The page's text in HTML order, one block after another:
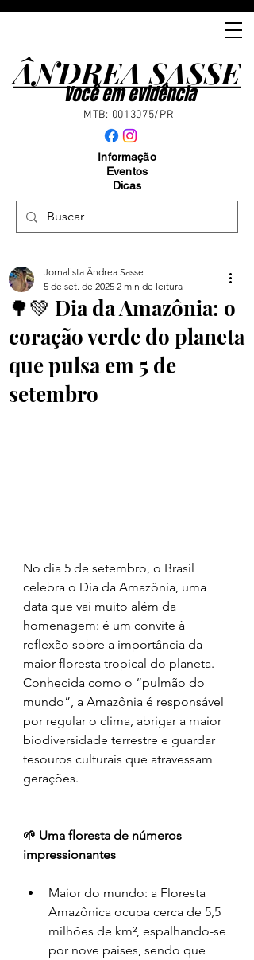
ÂNDREA SASSE
ÂNDREA SASSE
Você em evidência
MTB: 0013075/PR
Informação
Eventos
Dicas
🌳💚 Dia da Amazônia: o
coração verde do planeta
que pulsa em 5 de
setembro
Jornalista Ândrea Sasse
5 de set. de 2025 2 min de leitura
No dia 5 de setembro, o Brasil
celebra o Dia da Amazônia, uma
data que vai muito além da
homenagem: é um convite à
reflexão sobre a importância da
maior floresta tropical do planeta.
Conhecida como o “pulmão do
mundo”, a Amazônia é responsável
por regular o clima, abrigar a maior
biodiversidade terrestre e guardar
tesouros culturais que atravessam
gerações.
🌱 Uma floresta de números
impressionantes
Maior do mundo: a Floresta
Amazônica ocupa cerca de 5,5
milhões de km², espalhando-se
por nove países, sendo que